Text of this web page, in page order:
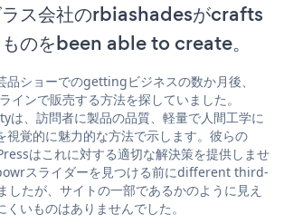
ラス会社のrbiashadesがcrafts
のをbeen able to create。
品ショーでのgettingビジネスの数か月後、
インで販売する方法を探していました。
、訪問者に製品の品質、軽量で人間工学に
視覚的に魅力的な方法で示します。彼らの
はこれに対する適切な解決策を提供しませ
スライダーを見つける前にdifferent third-
たが、サイトの一部であるかのように見え
いものはありませんでした。